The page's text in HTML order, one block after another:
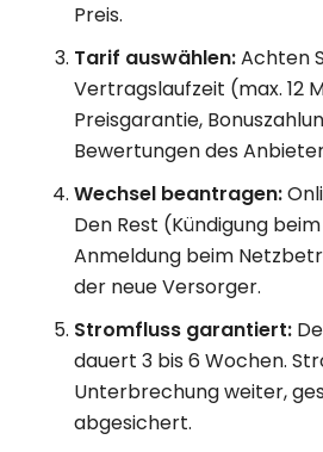
Preis.
Tarif auswählen:Achten
Vertragslaufzeit (max. 12
Preisgarantie,
Bewertungen des
Wechsel beantragen:
Den Rest (Kündigung
Anmeldung beim
der neue Versorger.
Stromfluss garantiert:
dauert 3 bis 6 Wochen.
Unterbrechung weiter,
abgesichert.